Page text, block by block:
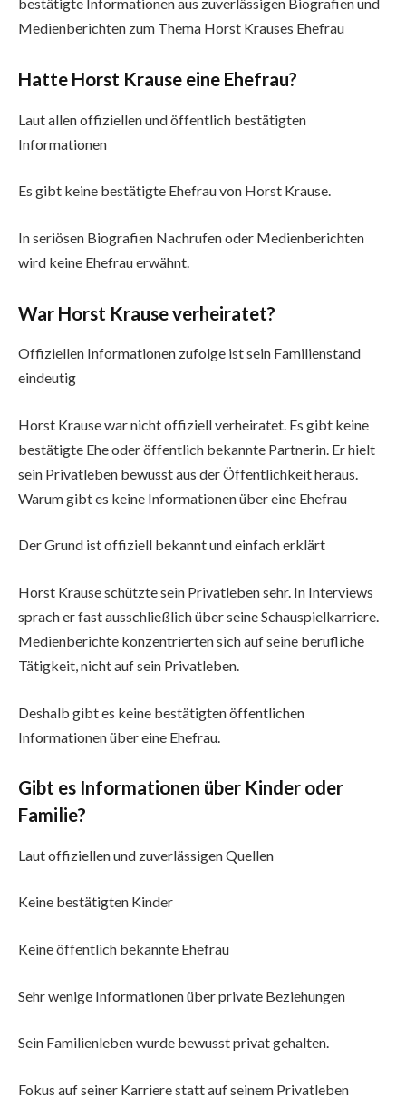
bestätigte Informationen aus zuverlässigen Biografien und
Medienberichten zum Thema Horst Krauses Ehefrau
Hatte Horst Krause eine Ehefrau?
Laut allen offiziellen und öffentlich bestätigten
Informationen
Es gibt keine bestätigte Ehefrau von Horst Krause.
In seriösen Biografien Nachrufen oder Medienberichten
wird keine Ehefrau erwähnt.
War Horst Krause verheiratet?
Offiziellen Informationen zufolge ist sein Familienstand
eindeutig
Horst Krause war nicht offiziell verheiratet. Es gibt keine
bestätigte Ehe oder öffentlich bekannte Partnerin. Er hielt
sein Privatleben bewusst aus der Öffentlichkeit heraus.
Warum gibt es keine Informationen über eine Ehefrau
Der Grund ist offiziell bekannt und einfach erklärt
Horst Krause schützte sein Privatleben sehr. In Interviews
sprach er fast ausschließlich über seine Schauspielkarriere.
Medienberichte konzentrierten sich auf seine berufliche
Tätigkeit, nicht auf sein Privatleben.
Deshalb gibt es keine bestätigten öffentlichen
Informationen über eine Ehefrau.
Gibt es Informationen über Kinder oder
Familie?
Laut offiziellen und zuverlässigen Quellen
Keine bestätigten Kinder
Keine öffentlich bekannte Ehefrau
Sehr wenige Informationen über private Beziehungen
Sein Familienleben wurde bewusst privat gehalten.
Fokus auf seiner Karriere statt auf seinem Privatleben